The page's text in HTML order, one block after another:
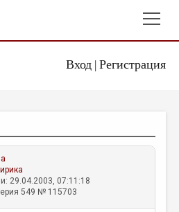
Вход| Регистрация
29.04.2003, 07:11:18
549 № 115703